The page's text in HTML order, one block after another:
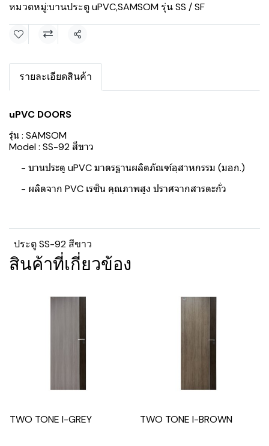
หมวดหมู่:บานประตู uPVC,SAMSOM รุ่น SS / SF
แชร์
รายละเอียดสินค้า
uPVC DOORS
รุ่น : SAMSOM
Model : SS-92 สีขาว
- บานประตู uPVC มาตรฐานผลิตภัณฑ์อุสาหกรรม (มอก.)
- ผลิตจาก PVC เรซิน คุณภาพสูง ปราศจากสารตะกั่ว
ประตู SS-92 สีขาว
สินค้าที่เกี่ยวข้อง
TWO TONE I-GREY TWO TONE I-BROWN